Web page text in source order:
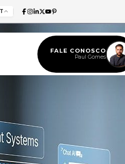
FALE CONOSCO
Paul Gomes